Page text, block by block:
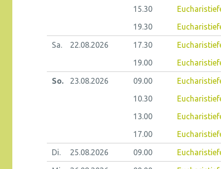
15.30
19.30
Sa. 22.08.2026 17.30
19.00
So. 23.08.2026 09.00
10.30
13.00
17.00
Di. 25.08.2026 09.00